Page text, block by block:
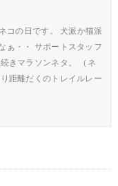
コの日です。 犬派か猫派
ぁ・・ サポートスタッフ
きマラソンネタ。 （ネ
距離だくのトレイルレー